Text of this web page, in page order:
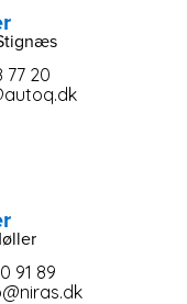
77 20
91 89